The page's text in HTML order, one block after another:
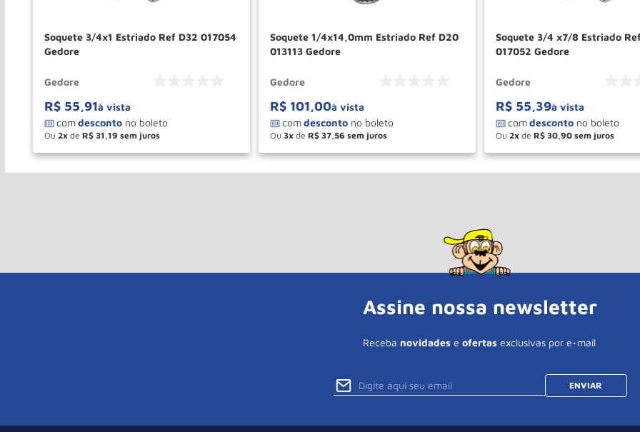
Soquete 3/4x1 Estriado Ref D32 017054
Gedore
Gedore
R$ 55,91à vista
Ou 2 de R$ 31,19
＋
－ COMPRAR
Soquete 1/4x14,0mm Estriado Ref D20
013113 Gedore
Gedore
R$ 101,00à vista
Ou 3 de R$ 37,56
＋
－ COMPRAR
Soquete 3/4 x7/8 Estriado Ref D32
017052 Gedore
Gedore
R$ 55,39à vista
Ou 2 de R$ 30,90
＋
－
Assine nossa newsletter
Receba novidades e ofertas exclusivas por e-mail
ENVIAR